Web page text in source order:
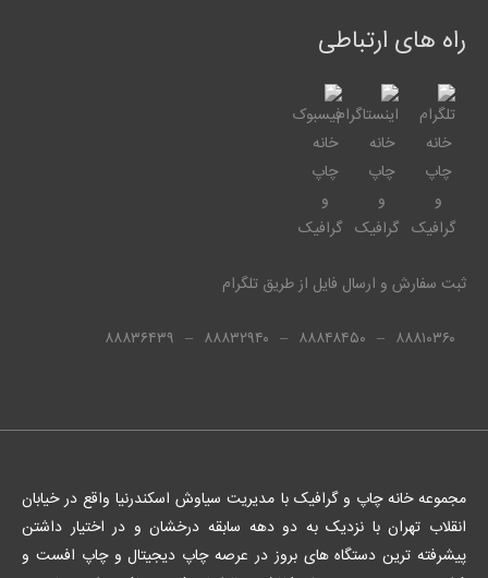
راه های ارتباطی
ثبت سفارش و ارسال فایل از طریق تلگرام
۸۸۸۱۰۳۶۰ – ۸۸۸۴۸۴۵۰ – ۸۸۸۳۲۹۴۰ – ۸۸۸۳۶۴۳۹
مجموعه خانه چاپ و گرافیک با مدیریت سیاوش اسکندرنیا واقع در خیابان
انقلاب تهران با نزدیک به دو دهه سابقه درخشان و در اختیار داشتن
پیشرفته ترین دستگاه های بروز در عرصه چاپ دیجیتال و چاپ افست و